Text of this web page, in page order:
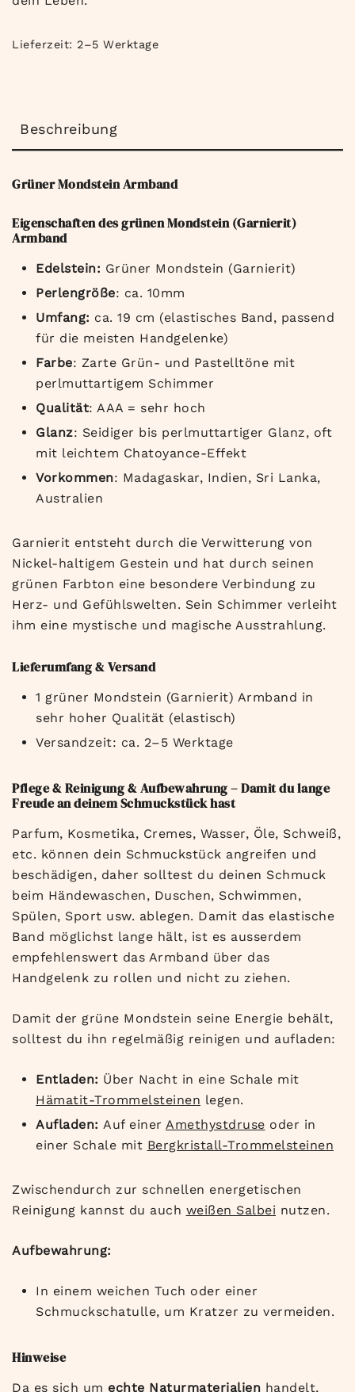
Lieferzeit: 2–5 Werktage
Beschreibung
Grüner Mondstein Armband
Eigenschaften des grünen Mondstein (Garnierit)
Armband
Edelstein: Grüner Mondstein (Garnierit)
Perlengröße: ca. 10mm
Umfang: ca. 19 cm (elastisches Band, passend
für die meisten Handgelenke)
Farbe: Zarte Grün- und Pastelltöne mit
perlmuttartigem Schimmer
Qualität: AAA = sehr hoch
Glanz: Seidiger bis perlmuttartiger Glanz, oft
mit leichtem Chatoyance-Effekt
Vorkommen: Madagaskar, Indien, Sri Lanka,
Australien
Garnierit entsteht durch die Verwitterung von
Nickel-haltigem Gestein und hat durch seinen
grünen Farbton eine besondere Verbindung zu
Herz- und Gefühlswelten. Sein Schimmer verleiht
ihm eine mystische und magische Ausstrahlung.
Lieferumfang & Versand
1 grüner Mondstein (Garnierit) Armband in
sehr hoher Qualität (elastisch)
Versandzeit: ca. 2–5 Werktage
Pflege & Reinigung & Aufbewahrung – Damit du lange
Freude an deinem Schmuckstück hast
Parfum, Kosmetika, Cremes, Wasser, Öle, Schweiß,
etc. können dein Schmuckstück angreifen und
beschädigen, daher solltest du deinen Schmuck
beim Händewaschen, Duschen, Schwimmen,
Spülen, Sport usw. ablegen. Damit das elastische
Band möglichst lange hält, ist es ausserdem
empfehlenswert das Armband über das
Handgelenk zu rollen und nicht zu ziehen.
Damit der grüne Mondstein seine Energie behält,
solltest du ihn regelmäßig reinigen und aufladen:
Entladen: Über Nacht in eine Schale mit
Hämatit-Trommelsteinen legen.
Aufladen: Auf einer Amethystdruse oder in
einer Schale mit Bergkristall-Trommelsteinen
Zwischendurch zur schnellen energetischen
Reinigung kannst du auch weißen Salbei nutzen.
Aufbewahrung:
In einem weichen Tuch oder einer
Schmuckschatulle, um Kratzer zu vermeiden.
Hinweise
Da es sich um echte Naturmaterialien handelt,